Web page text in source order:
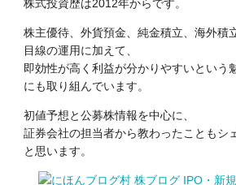
株式投資歴は2012年からです。
株主優待、外貨預金、純金積立、海外積
目線の運用に加えて、
即効性が高く利益が分かりやすいという
にも取り組んでいます。
初値予想と公募株情報を中心に、
証券会社の担当者から教わったこともシ
と思います。